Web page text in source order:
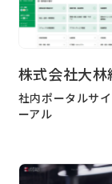
株式会社大林
社内ポータルサ
ーアル